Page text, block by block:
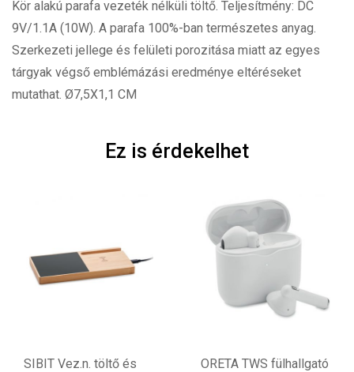
Kör alakú parafa vezeték nélküli töltő. Teljesítmény: DC
9V/1.1A (10W). A parafa 100%-ban természetes anyag.
Szerkezeti jellege és felületi porozitása miatt az egyes
tárgyak végső emblémázási eredménye eltéréseket
mutathat. Ø7,5X1,1 CM
Ez is érdekelhet
SIBIT Vez.n. töltő és
ORETA TWS fülhallgató